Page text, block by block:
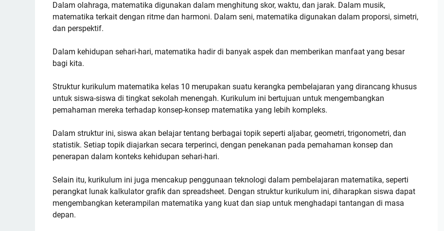
Dalam olahraga, matematika digunakan dalam menghitung skor, waktu, dan jarak. Dalam musik,
matematika terkait dengan ritme dan harmoni. Dalam seni, matematika digunakan dalam proporsi, simetri,
dan perspektif.
Dalam kehidupan sehari-hari, matematika hadir di banyak aspek dan memberikan manfaat yang besar
bagi kita.
Struktur kurikulum matematika kelas 10 merupakan suatu kerangka pembelajaran yang dirancang khusus
untuk siswa-siswa di tingkat sekolah menengah. Kurikulum ini bertujuan untuk mengembangkan
pemahaman mereka terhadap konsep-konsep matematika yang lebih kompleks.
Dalam struktur ini, siswa akan belajar tentang berbagai topik seperti aljabar, geometri, trigonometri, dan
statistik. Setiap topik diajarkan secara terperinci, dengan penekanan pada pemahaman konsep dan
penerapan dalam konteks kehidupan sehari-hari.
Selain itu, kurikulum ini juga mencakup penggunaan teknologi dalam pembelajaran matematika, seperti
perangkat lunak kalkulator grafik dan spreadsheet. Dengan struktur kurikulum ini, diharapkan siswa dapat
mengembangkan keterampilan matematika yang kuat dan siap untuk menghadapi tantangan di masa
depan.